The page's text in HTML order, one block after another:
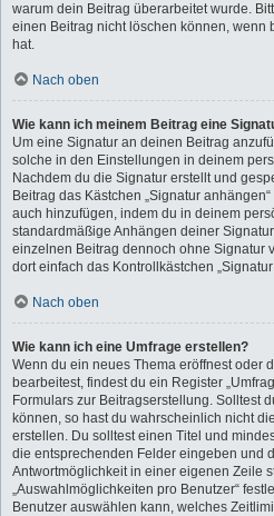
warum dein Beitrag überarbeitet wurde.
einen Beitrag nicht löschen können, wenn
hat.
Nach oben
Wie kann ich meinem Beitrag eine
Um eine Signatur an deinen Beitrag
solche in den Einstellungen in deinem
Nachdem du die Signatur erstellt und
Beitrag das Kästchen „Signatur
auch hinzufügen, indem du in deinem
standardmäßige Anhängen deiner
einzelnen Beitrag dennoch ohne Signatur
dort einfach das Kontrollkästchen
Nach oben
Wie kann ich eine Umfrage erstellen?
Wenn du ein neues Thema eröffnest oder
bearbeitest, findest du ein Register
Formulars zur Beitragserstellung. Solltest
können, so hast du wahrscheinlich nicht
erstellen. Du solltest einen Titel und
die entsprechenden Felder eingeben und
Antwortmöglichkeit in einer eigenen Zeile
„Auswahlmöglichkeiten pro Benutzer“
Benutzer auswählen kann, welches